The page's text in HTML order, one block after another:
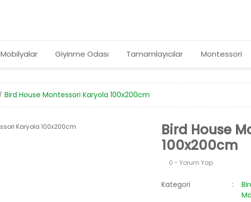
Mobilyalar Giyinme Odası Tamamlayıcılar Montessori
Bird House Montessori Karyola 100x200cm
Bird House
100x200cm
0 - Yorum Yap
Kategori